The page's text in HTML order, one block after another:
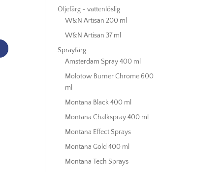
Oljefärg - vattenlöslig
W&N Artisan 200 ml
W&N Artisan 37 ml
Sprayfärg
Amsterdam Spray 400 ml
Molotow Burner Chrome 600
ml
Montana Black 400 ml
Montana Chalkspray 400 ml
Montana Effect Sprays
Montana Gold 400 ml
Montana Tech Sprays